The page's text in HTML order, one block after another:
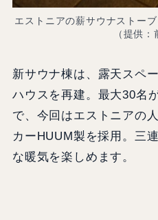
エストニアの薪サウナストー
（提供：
新サウナ棟は、露天スペ
ハウスを再建。最大30名
で、今回はエストニアの
カーHUUM製を採用。三
な暖気を楽しめます。